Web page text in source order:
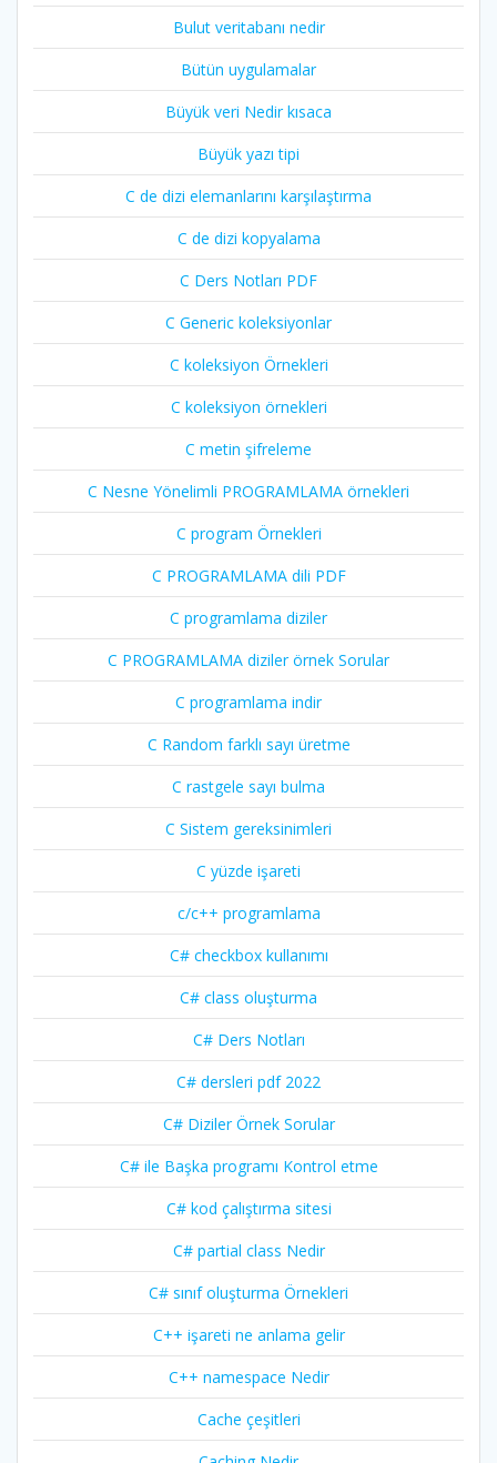
Bulut veritabanı nedir
Bütün uygulamalar
Büyük veri Nedir kısaca
Büyük yazı tipi
C de dizi elemanlarını karşılaştırma
C de dizi kopyalama
C Ders Notları PDF
C Generic koleksiyonlar
C koleksiyon Örnekleri
C koleksiyon örnekleri
C metin şifreleme
C Nesne Yönelimli PROGRAMLAMA örnekleri
C program Örnekleri
C PROGRAMLAMA dili PDF
C programlama diziler
C PROGRAMLAMA diziler örnek Sorular
C programlama indir
C Random farklı sayı üretme
C rastgele sayı bulma
C Sistem gereksinimleri
C yüzde işareti
c/c++ programlama
C# checkbox kullanımı
C# class oluşturma
C# Ders Notları
C# dersleri pdf 2022
C# Diziler Örnek Sorular
C# ile Başka programı Kontrol etme
C# kod çalıştırma sitesi
C# partial class Nedir
C# sınıf oluşturma Örnekleri
C++ işareti ne anlama gelir
C++ namespace Nedir
Cache çeşitleri